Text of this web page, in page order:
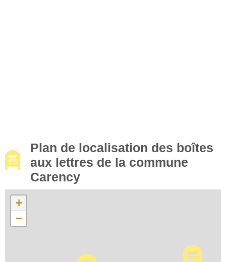
Plan de localisation des boîtes
aux lettres de la commune
Carency
+
−